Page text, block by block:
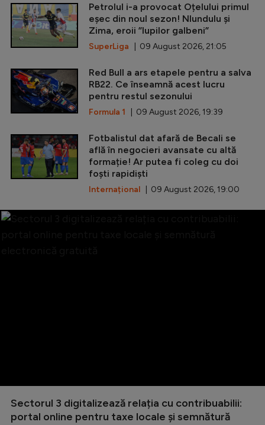
Petrolul i-a provocat Oțelului primul
eșec din noul sezon! Nlundulu și
Zima, eroii ”lupilor galbeni”
SuperLiga | 09 August 2026, 21:05
Red Bull a ars etapele pentru a salva
RB22. Ce înseamnă acest lucru
pentru restul sezonului
Formula 1 | 09 August 2026, 19:39
Fotbalistul dat afară de Becali se
află în negocieri avansate cu altă
formație! Ar putea fi coleg cu doi
foști rapidiști
Internațional | 09 August 2026, 19:00
Sectorul 3 digitalizează relația cu contribuabilii:
portal online pentru taxe locale și semnătură